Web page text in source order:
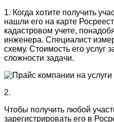
1. Когда хотите получить
нашли его на карте
кадастровом учете,
инженера. Специалист
схему. Стоимость его услуг
сложности задачи.
2.
Чтобы получить любой
зарегистрировать его в